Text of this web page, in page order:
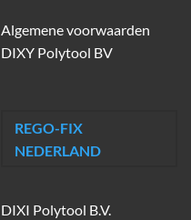
Algemene voorwaarden
DIXY Polytool BV
REGO-FIX
NEDERLAND
DIXI Polytool B.V.